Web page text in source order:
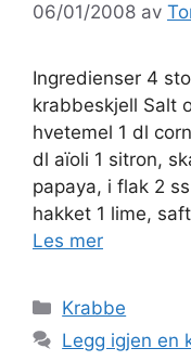
06/01/2008 av
Ingredienser 4
krabbeskjell Salt
hvetemel 1 dl
dl aïoli 1 sitron,
papaya, i flak 2
hakket 1 lime,
Les mer
Kategorier
Krabbe
Legg igjen en